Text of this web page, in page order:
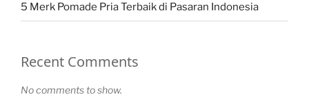
5 Merk Pomade Pria Terbaik di Pasaran Indonesia
Recent Comments
No comments to show.